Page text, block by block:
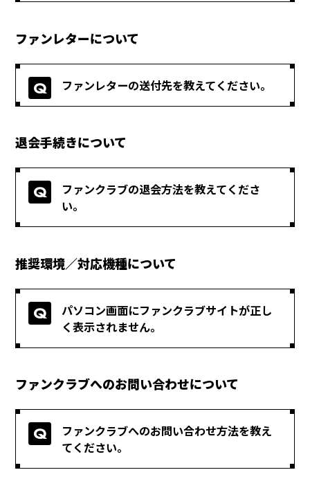
ファンレターについて
ファンレターの送付先を教えてください。
退会手続きについて
ファンクラブの退会方法を教えてくださ
い。
推奨環境／対応機種について
パソコン画面にファンクラブサイトが正し
く表示されません。
ファンクラブへのお問い合わせについて
ファンクラブへのお問い合わせ方法を教え
てください。